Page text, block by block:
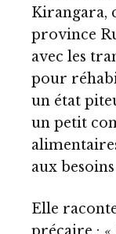
Kirangara,
province
avec les
pour
un état
un petit
aux
Elle